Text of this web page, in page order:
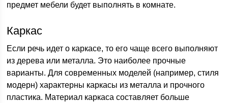
предмет мебели будет выполнять в комнате.
Каркас
Если речь идет о каркасе, то его чаще всего выполняют
из дерева или металла. Это наиболее прочные
варианты. Для современных моделей (например, стиля
модерн) характерны каркасы из металла и прочного
пластика. Материал каркаса составляет больше